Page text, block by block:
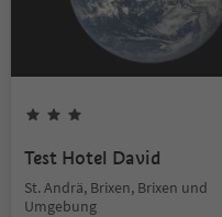
Test Hotel David
St. Andrä, Brixen, Brixen und
Umgebung